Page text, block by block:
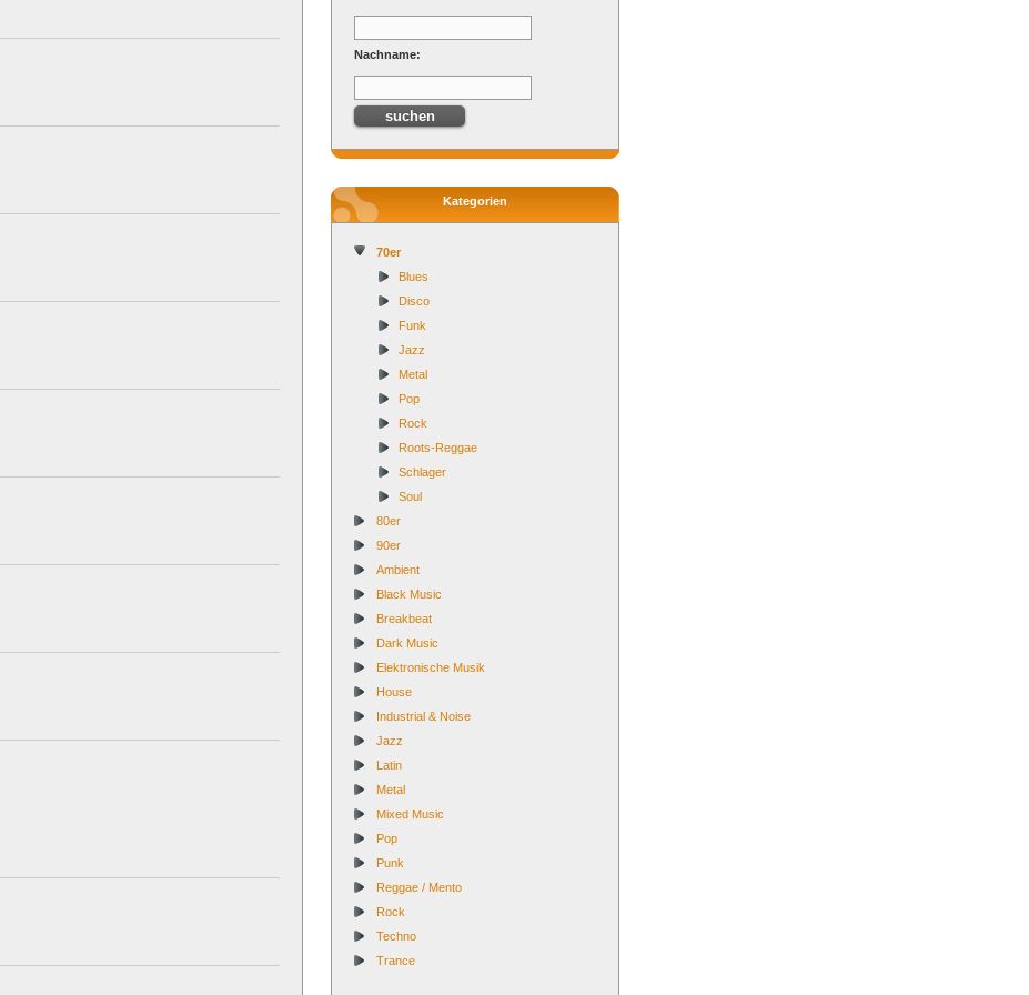
Nachname:
Kategorien
70er
Blues
Disco
Funk
Jazz
Metal
Pop
Rock
Roots-Reggae
Schlager
Soul
80er
90er
Ambient
Black Music
Breakbeat
Dark Music
Elektronische Musik
House
Industrial & Noise
Jazz
Latin
Metal
Mixed Music
Pop
Punk
Reggae / Mento
Rock
Techno
Trance